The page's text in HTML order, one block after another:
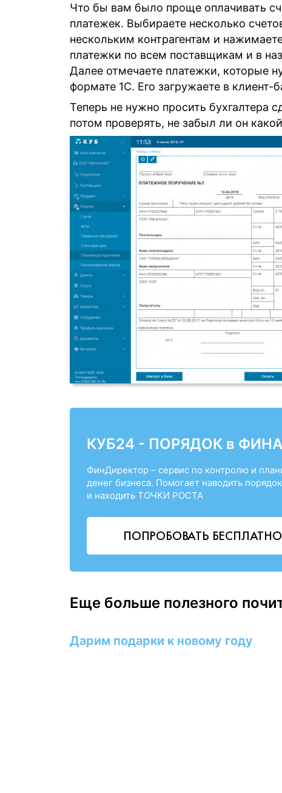
Что бы вам было проще оплачивать
платежек. Выбираете несколько
нескольким контрагентам и
платежки по всем поставщикам и в
Далее отмечаете платежки, которые
формате 1С. Его загружаете в клиент-
Теперь не нужно просить бухгалтера
потом проверять, не забыл ли он
КУБ24 - ПОРЯДОК в
ФинДиректор – сервис по контролю и
денег бизнеса. Помогает наводить
и находить ТОЧКИ РОСТА
ПОПРОБОВАТЬ БЕСПЛАТНО
Еще больше полезного
Дарим подарки к новому году